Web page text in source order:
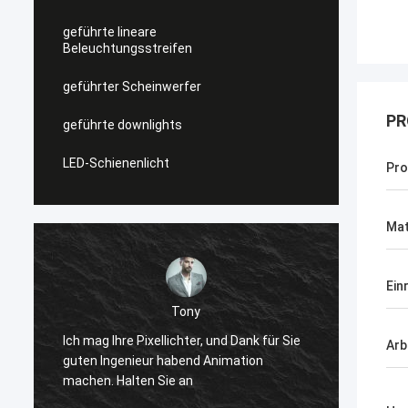
geführte lineare
Beleuchtungsstreifen
geführter Scheinwerfer
geführte downlights
LED-Schienenlicht
Dank für Sie
Shally
Bevor gekauft, ist ein Paar ähnliche
quadratische Kopfstiefel,
winterappearance sehr hoch, weil
zusammenzupassen zu ist gut, jetzt